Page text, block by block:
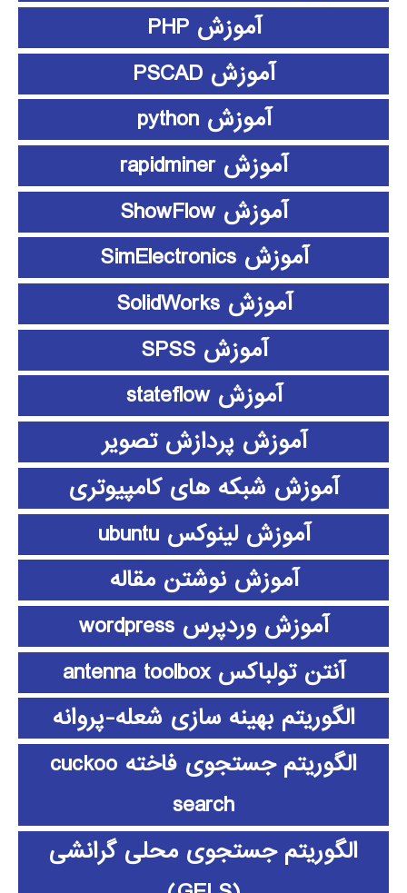
آموزش PHP
آموزش PSCAD
آموزش python
آموزش rapidminer
آموزش ShowFlow
آموزش SimElectronics
آموزش SolidWorks
آموزش SPSS
آموزش stateflow
آموزش پردازش تصویر
آموزش شبکه های کامپیوتری
آموزش لینوکس ubuntu
آموزش نوشتن مقاله
آموزش وردپرس wordpress
آنتن تولباکس antenna toolbox
الگوریتم بهینه سازی شعله-پروانه
الگوریتم جستجوی فاخته cuckoo
search
الگوریتم جستجوی محلی گرانشی